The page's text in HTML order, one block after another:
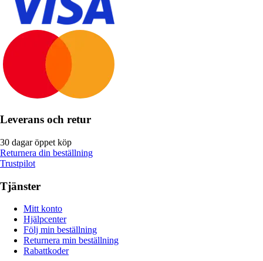
Leverans och retur
30 dagar öppet köp
Returnera din beställning
Trustpilot
Tjänster
Mitt konto
Hjälpcenter
Följ min beställning
Returnera min beställning
Rabattkoder